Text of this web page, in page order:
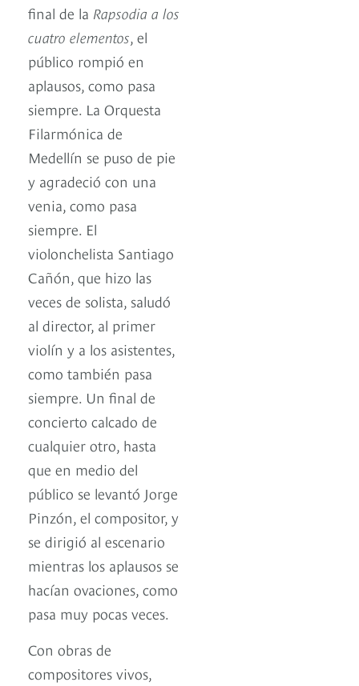
final de la Rapsodia a los
cuatro elementos, el
público rompió en
aplausos, como pasa
siempre. La Orquesta
Filarmónica de
Medellín se puso de pie
y agradeció con una
venia, como pasa
siempre. El
violonchelista Santiago
Cañón, que hizo las
veces de solista, saludó
al director, al primer
violín y a los asistentes,
como también pasa
siempre. Un final de
concierto calcado de
cualquier otro, hasta
que en medio del
público se levantó Jorge
Pinzón, el compositor, y
se dirigió al escenario
mientras los aplausos se
hacían ovaciones, como
pasa muy pocas veces.
Con obras de
compositores vivos,